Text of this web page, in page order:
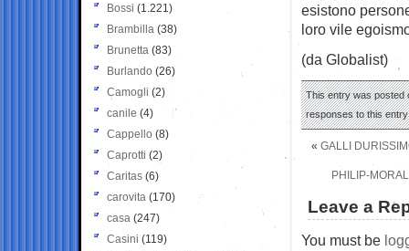
esistono
loro vile
(da Globalist)
This entry was posted
responses to this
« GALLI
PHILIP-
Leave a
You must be
Bossi (1.221)
Brambilla (38)
Brunetta (83)
Burlando (26)
Camogli (2)
canile (4)
Cappello (8)
Caprotti (2)
Caritas (6)
carovita (170)
casa (247)
Casini (119)